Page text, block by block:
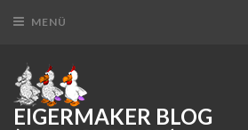
MENÜ
EIGERMAKER BLOG